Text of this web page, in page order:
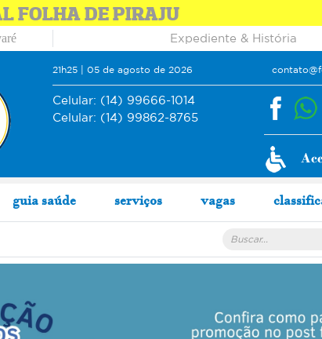
FOLHA DE PIRAJU
Expediente & História
21h25 | 05 de agosto de 2026
Celular: (14) 99666-1014
Celular: (14) 99862-8765
guia saúde serviços vagas